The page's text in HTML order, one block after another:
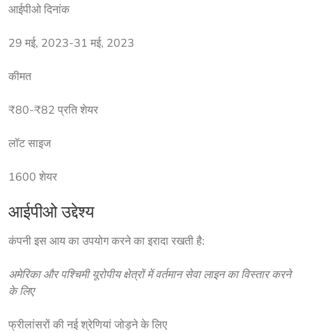
आईपीओ दिनांक
29 मई, 2023-31 मई, 2023
कीमत
₹80-₹82 प्रति शेयर
लॉट साइज
1600 शेयर
आईपीओ उद्देश्य
कंपनी इस आय का उपयोग करने का इरादा रखती है:
अमेरिका और पश्चिमी यूरोपीय क्षेत्रों में वर्तमान सेवा लाइन का विस्तार करने
के लिए
फ्रीलांसरों की नई श्रेणियां जोड़ने के लिए